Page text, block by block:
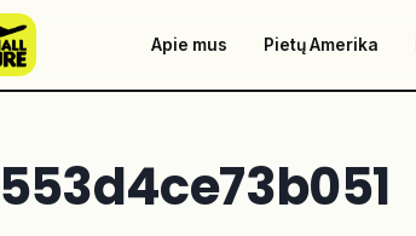
Apie mus Pietų Amerika